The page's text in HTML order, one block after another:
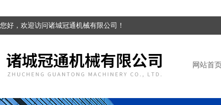
您好，欢迎访问诸城冠通机械有限公司！
网站首